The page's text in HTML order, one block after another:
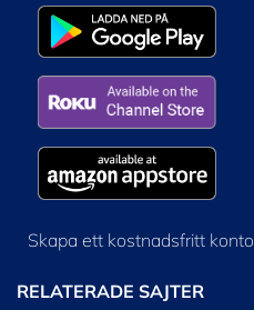
Skapa ett kostnadsfritt konto
RELATERADE SAJTER